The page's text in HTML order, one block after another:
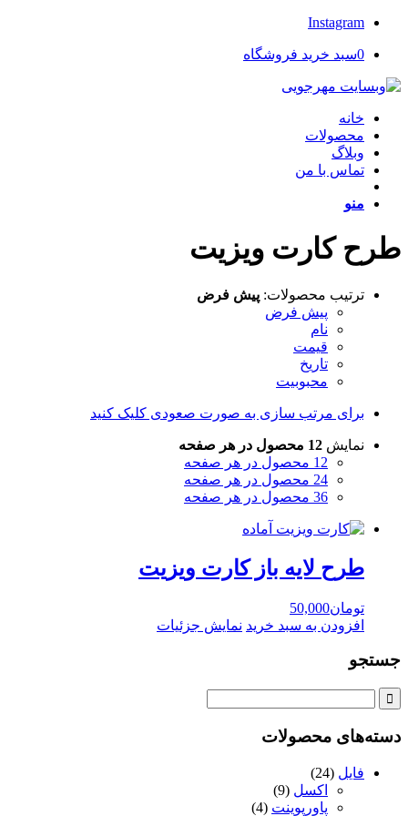
Instagram
0سبد خرید فروشگاه
خانه
محصولات
وبلاگ
تماس با من
منو
طرح کارت ویزیت
ترتیب محصولات: پیش فرض
پیش فرض
نام
قیمت
تاریخ
محبوبیت
برای مرتب سازی به صورت صعودی کلیک کنید
نمایش 12 محصول در هر صفحه
12 محصول در هر صفحه
24 محصول در هر صفحه
36 محصول در هر صفحه
طرح لايه باز کارت ويزيت
تومان50,000
افزودن به سبد خرید نمایش جزئیات
جستجو
دسته‌های محصولات
فایل (24)
اکسل (9)
پاورپوینت (4)